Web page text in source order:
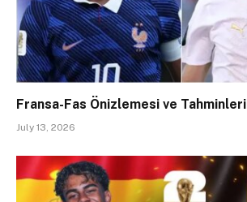
Fransa-Fas Önizlemesi ve Tahminleri
July 13, 2026